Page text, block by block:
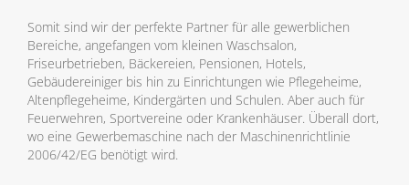
Somit sind wir der perfekte Partner für alle gewerblichen
Bereiche, angefangen vom kleinen Waschsalon,
Friseurbetrieben, Bäckereien, Pensionen, Hotels,
Gebäudereiniger bis hin zu Einrichtungen wie Pflegeheime,
Altenpflegeheime, Kindergärten und Schulen. Aber auch für
Feuerwehren, Sportvereine oder Krankenhäuser. Überall dort,
wo eine Gewerbemaschine nach der Maschinenrichtlinie
2006/42/EG benötigt wird.